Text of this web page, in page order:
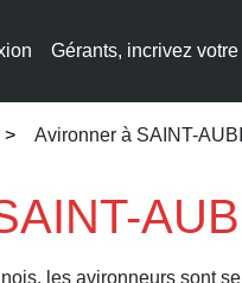
Gérants, incrivez
Avironner à SAINT-
les avironneurs sont